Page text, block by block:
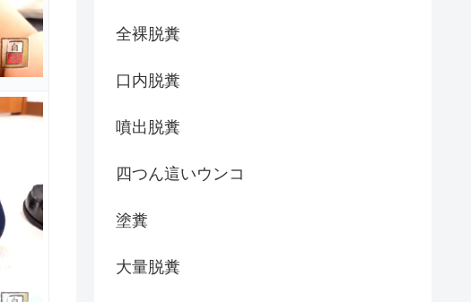
全裸脱糞
口内脱糞
噴出脱糞
四つん這いウンコ
塗糞
大量脱糞